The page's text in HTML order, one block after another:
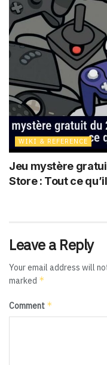
WIKI & REFERENCE
Jeu mystère
Store : Tout ce
Leave a Reply
Your email address will
marked *
Comment *